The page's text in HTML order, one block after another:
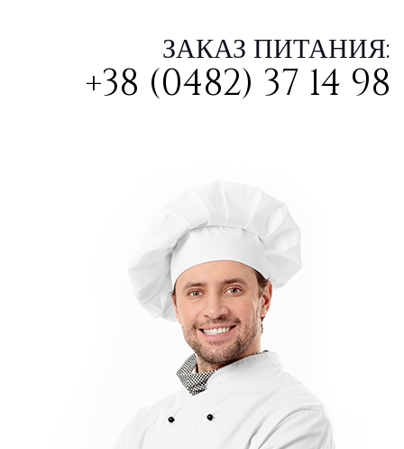
ЗАКАЗ ПИТАНИЯ:
+38 (0482) 37 14 98